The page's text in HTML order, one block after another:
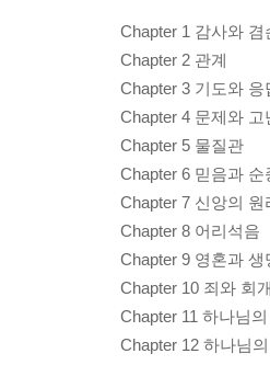
Chapter 1 감사와 겸
Chapter 2 관계
Chapter 3 기도와 응
Chapter 4 문제와 고
Chapter 5 물질관
Chapter 6 믿음과 순
Chapter 7 신앙의 원
Chapter 8 어리석음
Chapter 9 영혼과 생
Chapter 10 죄와 회개
Chapter 11 하나님
Chapter 12 하나님